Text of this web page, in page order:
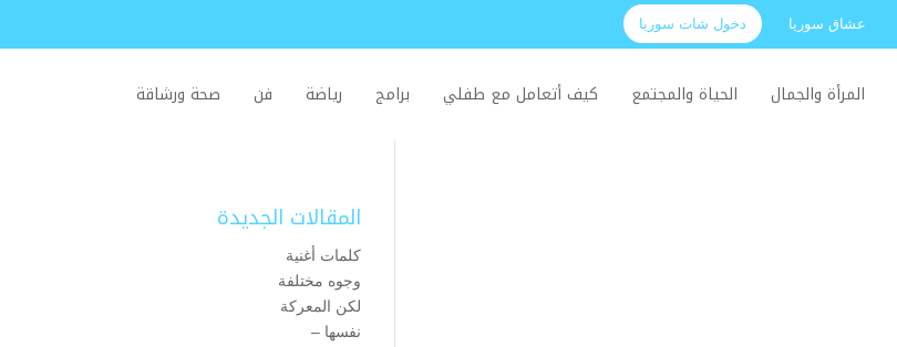
عشاق سوريا دخول شات سوريا
المرأة والجمال الحياة والمجتمع كيف أتعامل مع طفلي برامج رياضة فن صحة ورشاقة
المقالات الجديدة
كلمات أغنية
وجوه مختلفة
لكن المعركة
نفسها –